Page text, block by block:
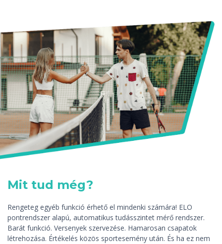
Mit tud még?
Rengeteg egyéb funkció érhető el mindenki számára! ELO
pontrendszer alapú, automatikus tudásszintet mérő rendszer.
Barát funkció. Versenyek szervezése. Hamarosan csapatok
létrehozása. Értékelés közös sportesemény után. És ha ez nem